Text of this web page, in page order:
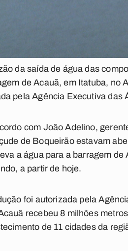
da saída de água das
de Acauã, em Itatuba, no
pela Agência Executiva das
com João Adelino,
de Boqueirão estavam
a água para a barragem
a partir de hoje.
foi autorizada pela
recebeu 8 milhões
de 11 cidades da